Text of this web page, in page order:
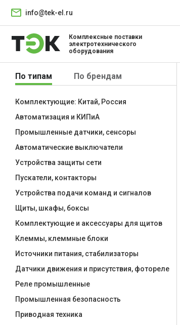
info@tek-el.ru
Комплексные поставки
электротехнического
оборудования
По типам По брендам
Комплектующие: Китай, Россия
Автоматизация и КИПиА
Промышленные датчики, сенсоры
Автоматические выключатели
Устройства защиты сети
Пускатели, контакторы
Устройства подачи команд и сигналов
Щиты, шкафы, боксы
Комплектующие и аксессуары для щитов
Клеммы, клеммные блоки
Источники питания, стабилизаторы
Датчики движения и присутствия, фотореле
Реле промышленные
Промышленная безопасность
Приводная техника